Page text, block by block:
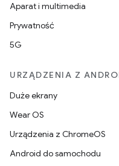
Aparat i multimedia
Prywatność
5G
URZĄDZENIA Z
Duże ekrany
Wear OS
Urządzenia z ChromeOS
Android do samochodu